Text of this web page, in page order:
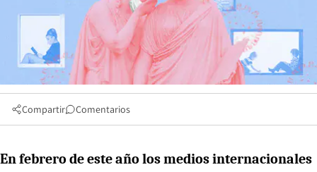
Compartir Comentarios
En febrero de este año los medios internacionales